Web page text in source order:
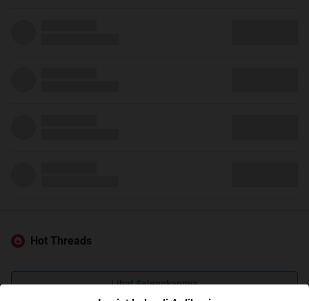
Hot Threads
Lihat Selengkapnya